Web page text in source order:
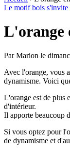
Le motif bois s'invite
L'orange
Par Marion le
Avec l'orange, vous
dynamisme. Voici
L'orange est de plus
d'intérieur.
Il apporte beaucoup
Si vous optez pour
de dynamisme et